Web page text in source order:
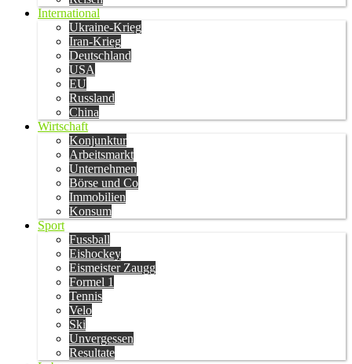
International
Ukraine-Krieg
Iran-Krieg
Deutschland
USA
EU
Russland
China
Wirtschaft
Konjunktur
Arbeitsmarkt
Unternehmen
Börse und Co
Immobilien
Konsum
Sport
Fussball
Eishockey
Eismeister Zaugg
Formel 1
Tennis
Velo
Ski
Unvergessen
Resultate